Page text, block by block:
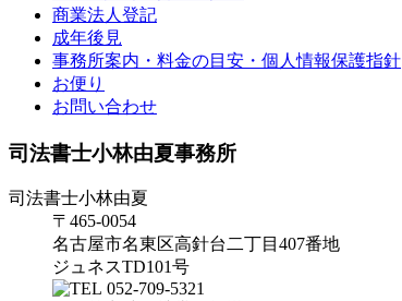
商業法人登記
成年後見
事務所案内・料金の目安・個人情報保護指針
お便り
お問い合わせ
司法書士小林由夏事務所
司法書士小林由夏
〒465-0054
名古屋市名東区高針台二丁目407番地
ジュネスTD101号
052-709-5321